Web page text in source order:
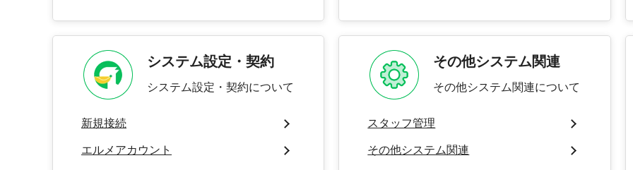
システム設定・契約
システム設定・契約について
新規接続
エルメアカウント
その他システム関連
その他システム関連について
スタッフ管理
その他システム関連